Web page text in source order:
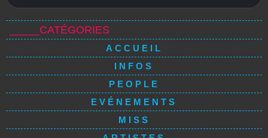
_____CATÉGORIES
ACCUEIL
INFOS
PEOPLE
EVÉNEMENTS
MISS